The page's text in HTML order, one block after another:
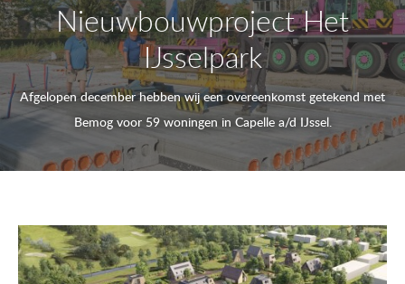
Nieuwbouwproject Het
IJsselpark
Afgelopen december hebben wij een overeenkomst getekend met
Bemog voor 59 woningen in Capelle a/d IJssel.